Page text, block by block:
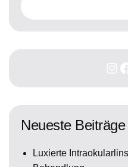
Neueste Beiträge
Luxierte